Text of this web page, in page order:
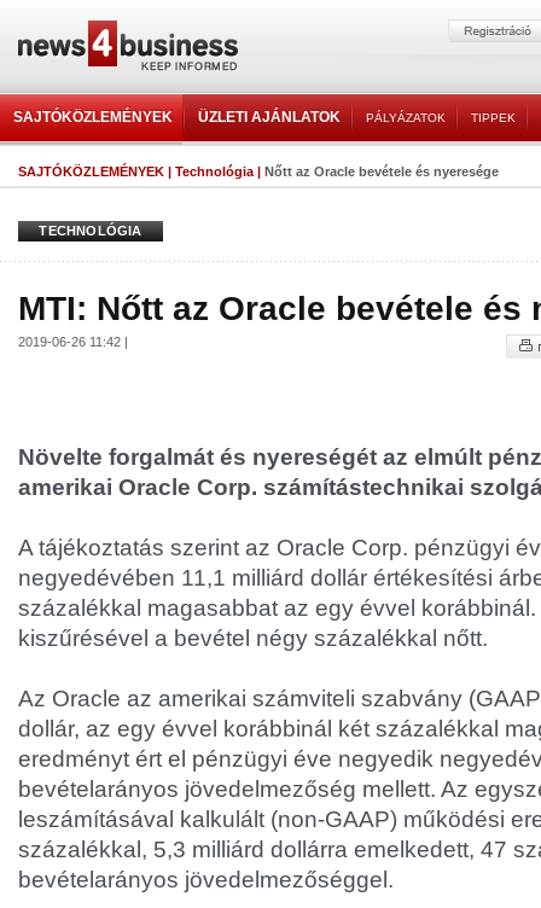
SAJTÓKÖZLEMÉNYEK ÜZLETI AJÁNLATOK PÁLYÁZATOK TIPPEK
SAJTÓKÖZLEMÉNYEK | Technológia | Nőtt az Oracle bevétele és nyeresége
TECHNOLÓGIA
MTI: Nőtt az Oracle bevétele és
2019-06-26 11:42 |
Növelte forgalmát és nyereségét az elmúlt
amerikai Oracle Corp. számítástechnikai
A tájékoztatás szerint az Oracle Corp. pénzügyi
negyedévében 11,1 milliárd dollár értékesítési
százalékkal magasabbat az egy évvel
kiszűrésével a bevétel négy százalékkal nőtt.
Az Oracle az amerikai számviteli szabvány
dollár, az egy évvel korábbinál két százalékkal
eredményt ért el pénzügyi éve negyedik
bevételarányos jövedelmezőség mellett. Az
leszámításával kalkulált (non-GAAP) működési
százalékkal, 5,3 milliárd dollárra emelkedett, 47
bevételarányos jövedelmezőséggel.